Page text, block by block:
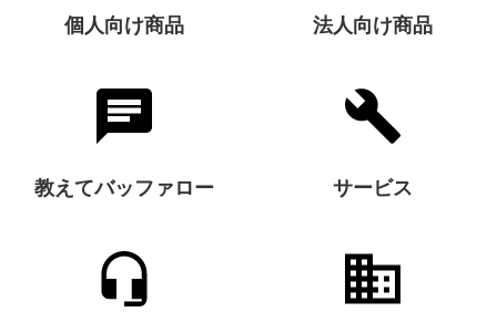
個人向け商品 法人向け商品
教えてバッファロー サービス